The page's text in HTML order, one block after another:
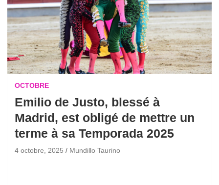
OCTOBRE
Emilio de Justo, blessé à
Madrid, est obligé de mettre un
terme à sa Temporada 2025
4 octobre, 2025 Mundillo Taurino